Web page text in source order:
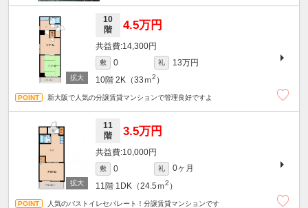
10
階
4.5万円
14,300円
敷 0 礼
13万円
10階 2K（33ｍ2 ）
新大阪で人気の分譲賃貸マンションで管理良好ですよ
11
階
3.5万円
10,000円
敷 0 礼
0ヶ月
11階 1DK（24.5ｍ2 ）
人気のバストイレセパレート！分譲賃貸マンションです